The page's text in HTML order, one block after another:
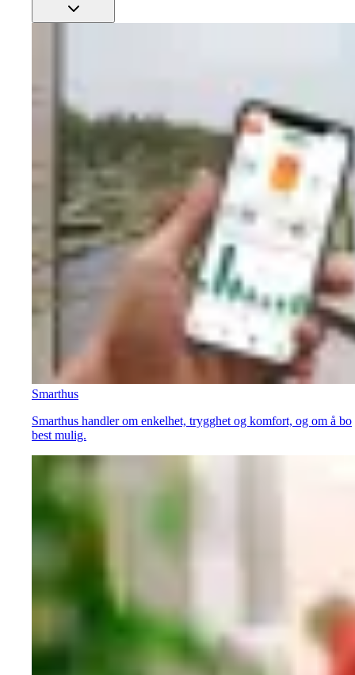
Smarthus
Smarthus handler om enkelhet, trygghet og komfort, og om å bo
best mulig.